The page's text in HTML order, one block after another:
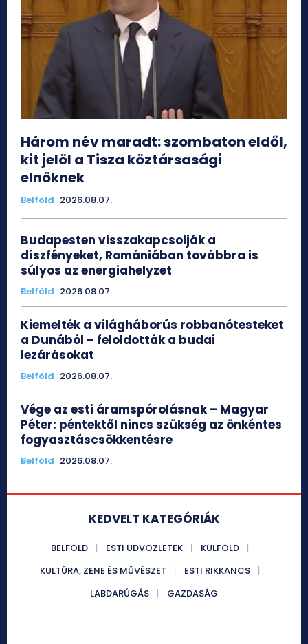
Három név maradt: szombaton eldől,
kit jelöl a Tisza köztársasági
elnöknek
Belföld 2026.08.07.
Budapesten visszakapcsolják a
díszfényeket, Romániában továbbra is
súlyos az energiahelyzet
Belföld 2026.08.07.
Kiemelték a világháborús robbanótesteket
a Dunából – feloldották a budai
lezárásokat
Belföld 2026.08.07.
Vége az esti áramspórolásnak – Magyar
Péter: péntektől nincs szükség az önkéntes
fogyasztáscsökkentésre
Belföld 2026.08.07.
KEDVELT KATEGÓRIÁK
BELFÖLD ESTI ÜDVÖZLETEK
KÜLFÖLD
KULTÚRA, ZENE ÉS MŰVÉSZET
ESTI RIKKANCS
LABDARÚGÁS
GAZDASÁG